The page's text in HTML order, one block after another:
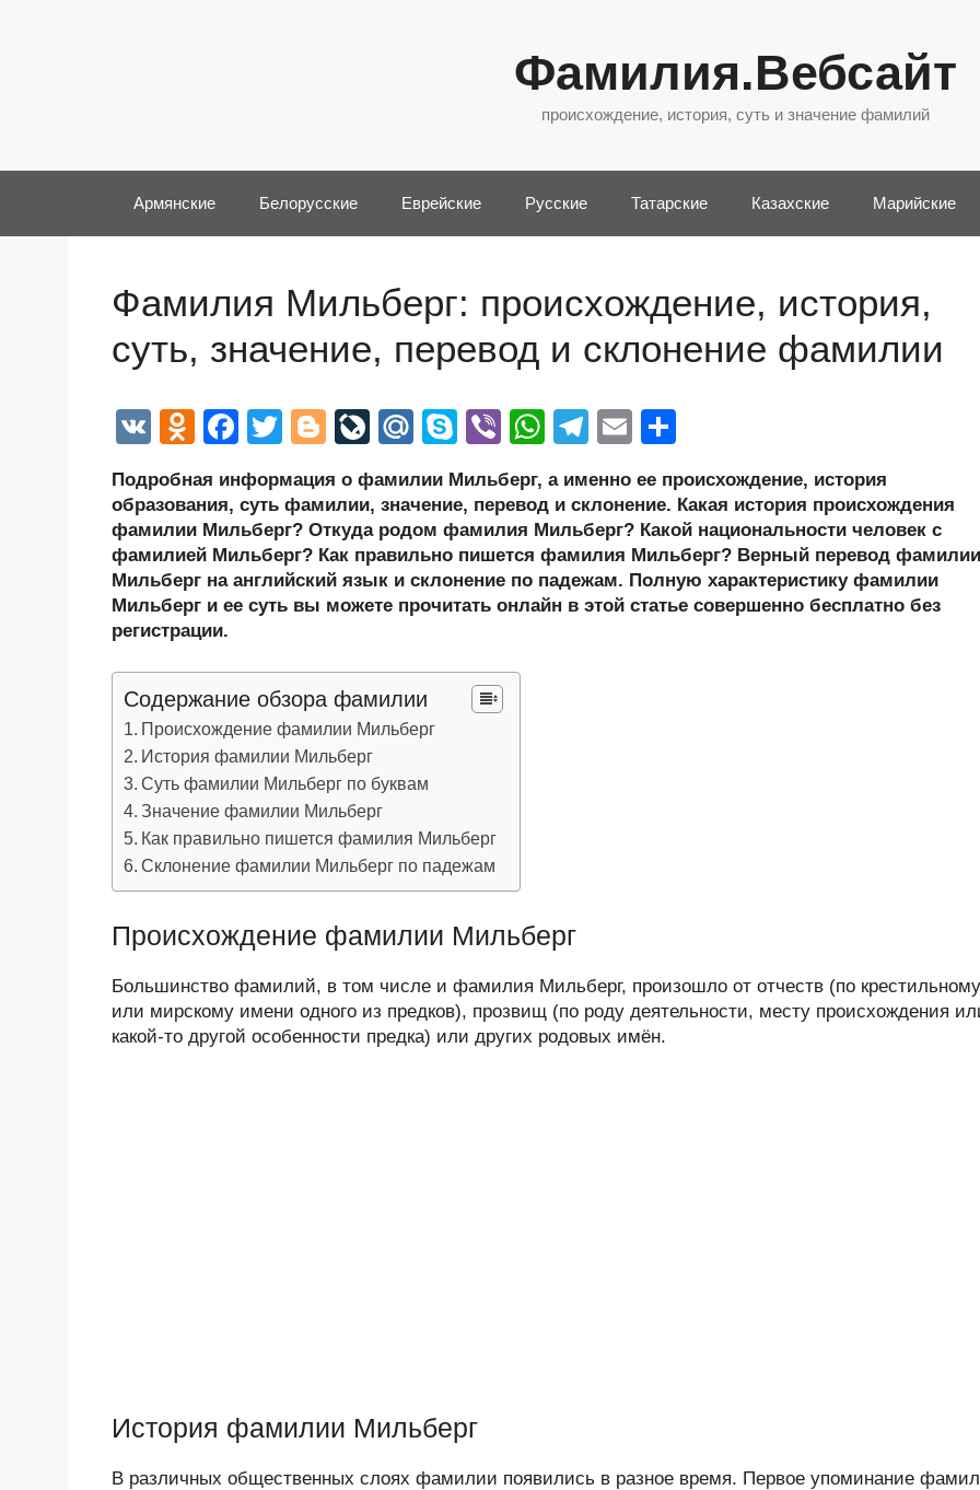
Фамилия.Вебсайт
происхождение, история, суть и значение фамилий
Армянские Белорусские Еврейские Русские Татарские Казахские Марийские
Фамилия Мильберг: происхождение, история,
суть, значение, перевод и склонение фамилии
V
O
n
o
kl
a
ss
ni
ki
F
c
e
b
o
k
T
tt
er
Bl
g
g
er
Li
e
J
o
ur
al
M
.R
u
S
p
e
Vi
er
W
at
s
A
p
T
e
gr
a
m
E
ail р
а
в
и
Подробная информация о фамилии Мильберг, а именно ее происхождение, история
образования, суть фамилии, значение, перевод и склонение. Какая история происхождения
фамилии Мильберг? Откуда родом фамилия Мильберг? Какой национальности человек с
фамилией Мильберг? Как правильно пишется фамилия Мильберг? Верный перевод фамилии
Мильберг на английский язык и склонение по падежам. Полную характеристику фамилии
Мильберг и ее суть вы можете прочитать онлайн в этой статье совершенно бесплатно без
регистрации.
Содержание обзора фамилии
Происхождение фамилии Мильберг
История фамилии Мильберг
Суть фамилии Мильберг по буквам
Значение фамилии Мильберг
Как правильно пишется фамилия Мильберг
Склонение фамилии Мильберг по падежам
Происхождение фамилии Мильберг
Большинство фамилий, в том числе и фамилия Мильберг, произошло от отчеств (по крестильному
или мирскому имени одного из предков), прозвищ (по роду деятельности, месту происхождения
какой-то другой особенности предка) или других родовых имён.
История фамилии Мильберг
В различных общественных слоях фамилии появились в разное время. Первое упоминание